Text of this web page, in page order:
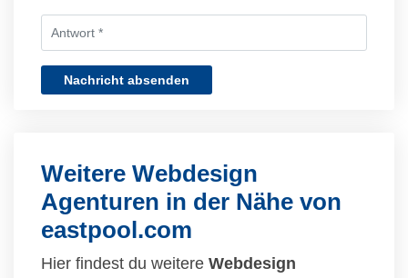
Nachricht absenden
Weitere Webdesign
Agenturen in der Nähe von
eastpool.com
Hier findest du weitere Webdesign